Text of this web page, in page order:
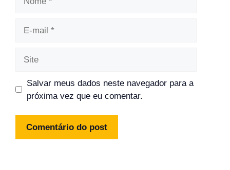
Salvar meus dados neste navegador para a
próxima vez que eu comentar.